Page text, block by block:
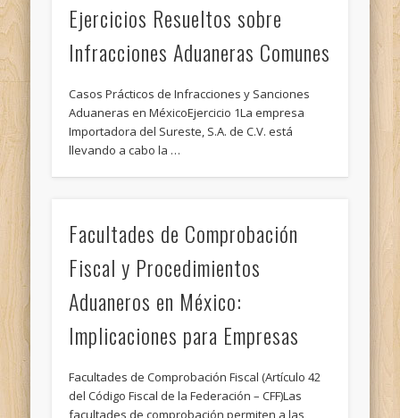
Ejercicios Resueltos sobre
Infracciones Aduaneras Comunes
Casos Prácticos de Infracciones y Sanciones
Aduaneras en MéxicoEjercicio 1La empresa
Importadora del Sureste, S.A. de C.V. está
llevando a cabo la …
Facultades de Comprobación
Fiscal y Procedimientos
Aduaneros en México:
Implicaciones para Empresas
Facultades de Comprobación Fiscal (Artículo 42
del Código Fiscal de la Federación – CFF)Las
facultades de comprobación permiten a las